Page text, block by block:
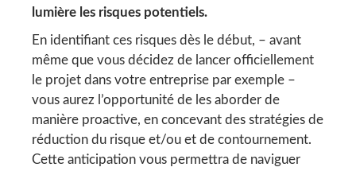
lumière les risques potentiels.
En identifiant ces risques dès le début, – avant
même que vous décidez de lancer officiellement
le projet dans votre entreprise par exemple –
vous aurez l’opportunité de les aborder de
manière proactive, en concevant des stratégies de
réduction du risque et/ou et de contournement.
Cette anticipation vous permettra de naviguer